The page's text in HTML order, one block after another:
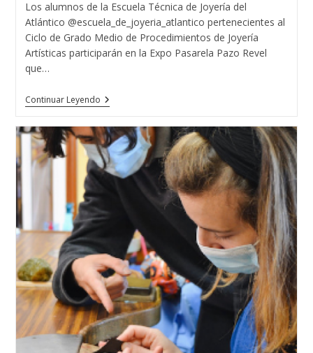
entrada:
Los alumnos de la Escuela Técnica de Joyería del
Atlántico @escuela_de_joyeria_atlantico pertenecientes al
Ciclo de Grado Medio de Procedimientos de Joyería
Artísticas participarán en la Expo Pasarela Pazo Revel
que…
Continuar LeyendoPASARELA
PAZO